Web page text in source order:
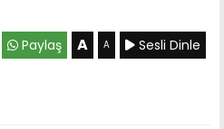
Paylaş A A Sesli Dinle